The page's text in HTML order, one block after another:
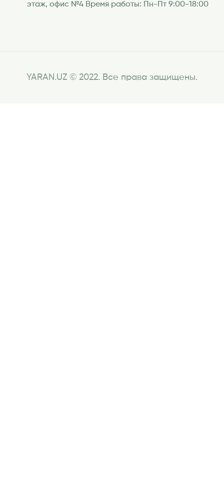
этаж, офис №4 Время работы: Пн-Пт 9:00-18:00
YARAN.UZ © 2022. Все права защищены.